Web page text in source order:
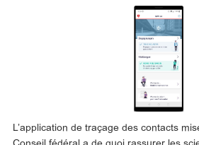
L’application de traçage des contacts